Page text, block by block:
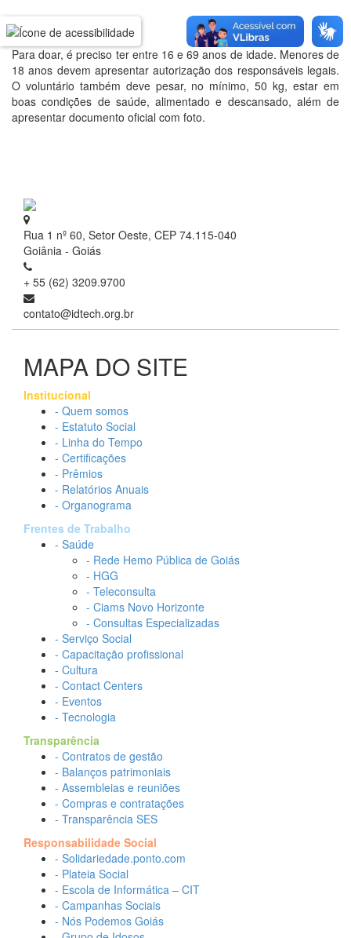
Como doar sangue?
Para doar, é preciso ter entre 16 e 69 anos de idade. Menores de
18 anos devem apresentar autorização dos responsáveis legais.
O voluntário também deve pesar, no mínimo, 50 kg, estar em
boas condições de saúde, alimentado e descansado, além de
apresentar documento oficial com foto.
Rua 1 nº 60, Setor Oeste, CEP 74.115-040
Goiânia - Goiás
+ 55 (62) 3209.9700
contato@idtech.org.br
MAPA DO SITE
Institucional
- Quem somos
- Estatuto Social
- Linha do Tempo
- Certificações
- Prêmios
- Relatórios Anuais
- Organograma
Frentes de Trabalho
- Saúde
- Rede Hemo Pública de Goiás
- HGG
- Teleconsulta
- Ciams Novo Horizonte
- Consultas Especializadas
- Serviço Social
- Capacitação profissional
- Cultura
- Contact Centers
- Eventos
- Tecnologia
Transparência
- Contratos de gestão
- Balanços patrimoniais
- Assembleias e reuniões
- Compras e contratações
- Transparência SES
Responsabilidade Social
- Solidariedade.ponto.com
- Plateia Social
- Escola de Informática – CIT
- Campanhas Sociais
- Nós Podemos Goiás